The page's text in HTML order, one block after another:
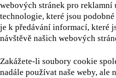
webových stránek pro reklamní
technologie, které jsou
je k předávání informací, které
návštěvě našich webových
Zakážete-li soubory cookie
nadále používat naše weby,